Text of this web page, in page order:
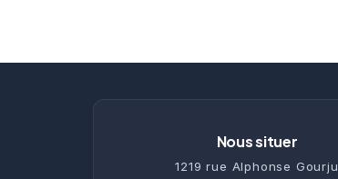
Nous situer
1219 rue Alphonse Gourju